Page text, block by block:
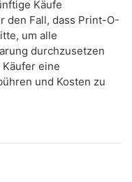
Käufe
den Fall, dass Print-O-
um alle
durchzusetzen
eine
und Kosten zu